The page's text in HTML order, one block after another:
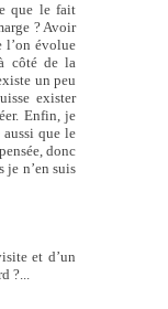
que le fait
? Avoir
l’on évolue
côté de la
un peu
exister
Enfin, je
que le
donc
je n’en suis
et d’un
?...